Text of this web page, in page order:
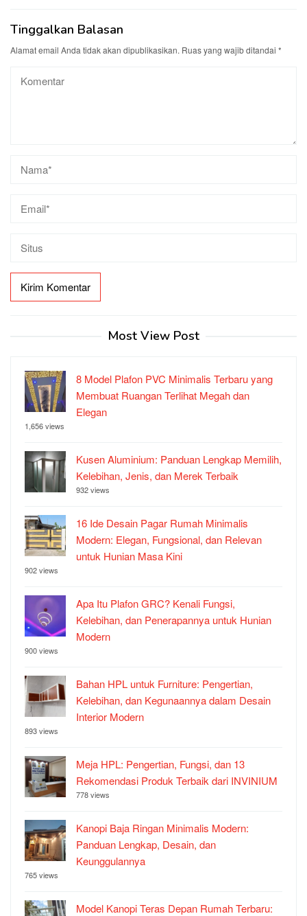
Tinggalkan Balasan
Alamat email Anda tidak akan dipublikasikan. Ruas yang wajib ditandai *
Most View Post
8 Model Plafon PVC Minimalis Terbaru yang
Membuat Ruangan Terlihat Megah dan
Elegan
1,656 views
Kusen Aluminium: Panduan Lengkap Memilih,
Kelebihan, Jenis, dan Merek Terbaik
932 views
16 Ide Desain Pagar Rumah Minimalis
Modern: Elegan, Fungsional, dan Relevan
untuk Hunian Masa Kini
902 views
Apa Itu Plafon GRC? Kenali Fungsi,
Kelebihan, dan Penerapannya untuk Hunian
Modern
900 views
Bahan HPL untuk Furniture: Pengertian,
Kelebihan, dan Kegunaannya dalam Desain
Interior Modern
893 views
Meja HPL: Pengertian, Fungsi, dan 13
Rekomendasi Produk Terbaik dari INVINIUM
778 views
Kanopi Baja Ringan Minimalis Modern:
Panduan Lengkap, Desain, dan
Keunggulannya
765 views
Model Kanopi Teras Depan Rumah Terbaru: